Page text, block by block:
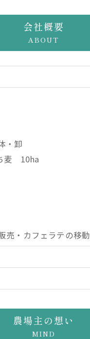
会社概要
ABOUT
・卸
麦 10ha
売・カフェラテの移
農場主の想い
MIND